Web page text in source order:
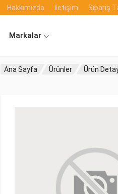
Hakkımızda İletişim Sipariş
Markalar
Ana Sayfa Ürünler Ürün